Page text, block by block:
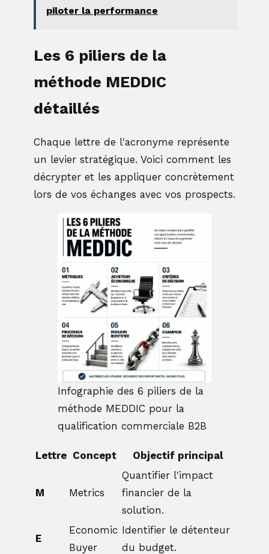
piloter la performance
Les 6 piliers de la
méthode MEDDIC
détaillés
Chaque lettre de l'acronyme représente
un levier stratégique. Voici comment les
décrypter et les appliquer concrètement
lors de vos échanges avec vos prospects.
Infographie des 6 piliers de la
méthode MEDDIC pour la
qualification commerciale B2B
Lettre Concept Objectif principal
M Metrics
Quantifier l'impact
financier de la
solution.
E
Economic
Buyer
Identifier le détenteur
du budget.